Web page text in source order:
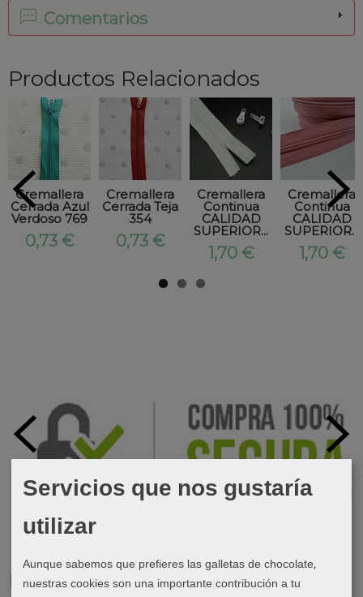
Marcas
Comentarios
Productos Relacionados
Cremallera
Cerrada Azul
Verdoso 769
0,73 €
Cremallera
Cerrada Teja
354
0,73 €
Cremallera
Continua
CALIDAD
SUPERIOR...
1,70 €
Cremallera
Continua
CALIDAD
SUPERIOR...
1,70 €
Servicios que nos gustaría
utilizar
Aunque sabemos que prefieres las galletas de chocolate,
nuestras cookies son una importante contribución a tu